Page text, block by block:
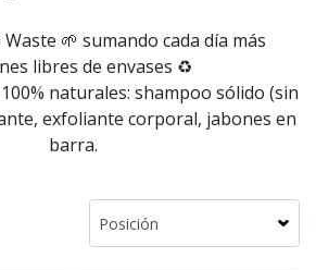
🌱 sumando cada día más
libres de envases ♻️
naturales: shampoo sólido (sin
exfoliante corporal, jabones en
barra.